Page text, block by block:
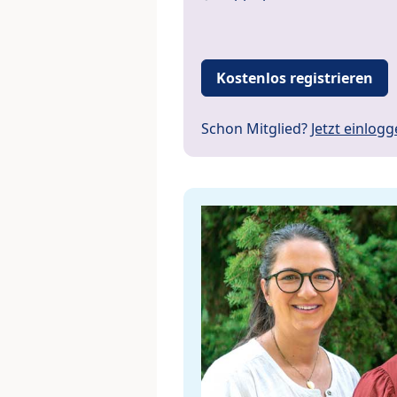
Kostenlos registrieren
Schon Mitglied? Jetzt